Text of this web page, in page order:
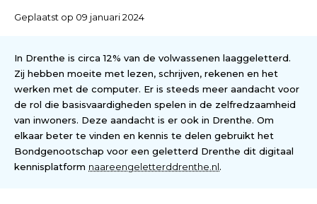
Geplaatst op 09 januari 2024
In Drenthe is circa 12% van de volwassenen laaggeletterd.
Zij hebben moeite met lezen, schrijven, rekenen en het
werken met de computer. Er is steeds meer aandacht voor
de rol die basisvaardigheden spelen in de zelfredzaamheid
van inwoners. Deze aandacht is er ook in Drenthe. Om
elkaar beter te vinden en kennis te delen gebruikt het
Bondgenootschap voor een geletterd Drenthe dit digitaal
kennisplatform naareengeletterddrenthe.nl.